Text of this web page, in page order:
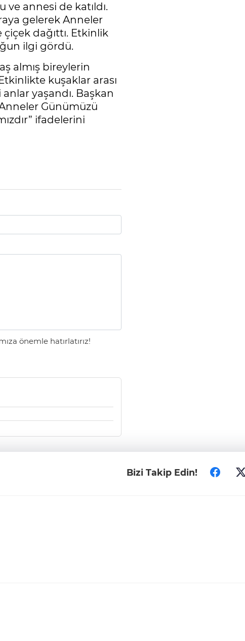
ve annesi de katıldı.
gelerek Anneler
dağıttı. Etkinlik
ilgi gördü.
almış bireylerin
kuşaklar arası
yaşandı. Başkan
Günümüzü
ifadelerini
önemle hatırlatırız!
Bizi Takip Edin!